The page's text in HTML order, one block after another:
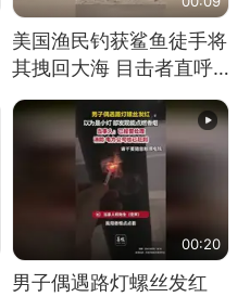
美国渔民钓获鲨鱼徒手将
其拽回大海 目击者直呼
震惊 （视频来源：参考
消息）
00:20
男子偶遇路灯螺丝发红